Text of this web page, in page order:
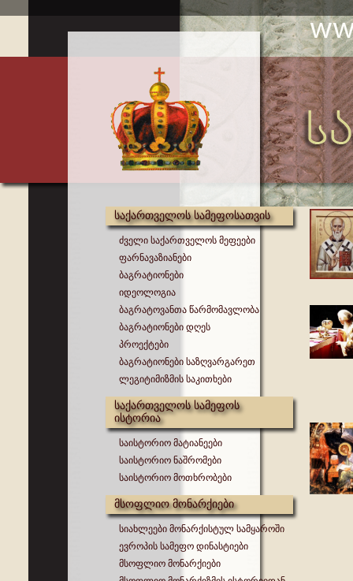
საქართველოს სამეფოსათვის
ძველი საქართველოს მეფეები
ფარნავაზიანები
ბაგრატიონები
იდეოლოგია
ბაგრატოვანთა წარმომავლობა
ბაგრატიონები დღეს
პროექტები
ბაგრატიონები საზღვარგარეთ
ლეგიტიმიზმის საკითხები
საქართველოს სამეფოს
ისტორია
საისტორიო მატიანეები
საისტორიო ნაშრომები
საისტორიო მოთხრობები
მსოფლიო მონარქიები
სიახლეები მონარქისტულ სამყაროში
ევროპის სამეფო დინასტიები
მსოფლიო მონარქიები